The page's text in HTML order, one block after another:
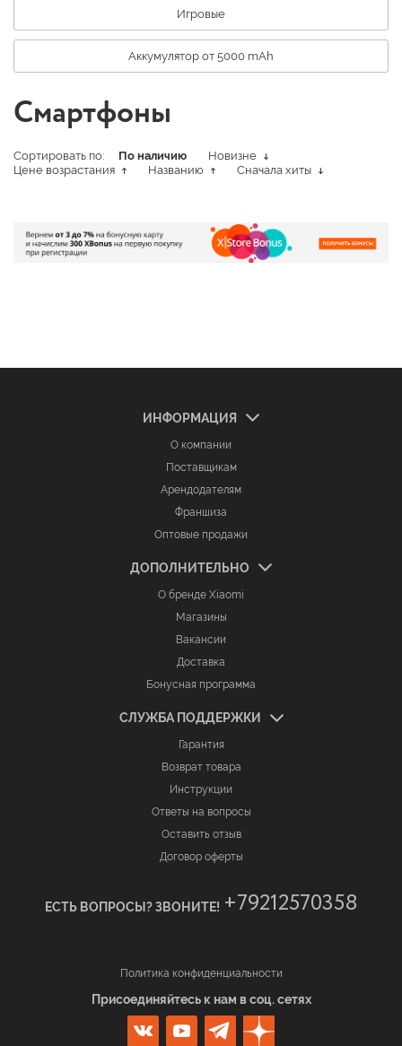
Игровые
Аккумулятор от 5000 mAh
Смартфоны
Сортировать по: По наличию
Новизне
Цене возрастания
Названию Сначала хиты
ИНФОРМАЦИЯ
О компании
Поставщикам
Арендодателям
Франшиза
Оптовые продажи
ДОПОЛНИТЕЛЬНО
О бренде Xiaomi
Магазины
Вакансии
Доставка
Бонусная программа
СЛУЖБА ПОДДЕРЖКИ
Гарантия
Возврат товара
Инструкции
Ответы на вопросы
Оставить отзыв
Договор оферты
ЕСТЬ ВОПРОСЫ? ЗВОНИТЕ! +79212570358
Политика конфиденциальности
Присоединяйтесь к нам в соц. сетях